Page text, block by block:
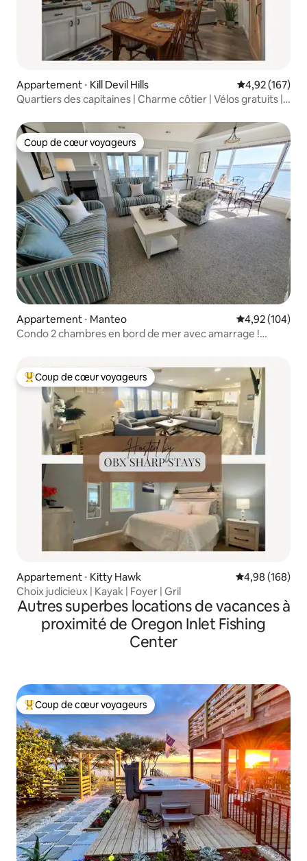
Appartement ⋅ Kill Devil Hills Évaluation
4,92 (167)
Quartiers des capitaines | Charme côtier | Vélos gratuits |
Coup de cœur voyageurs
Coup de cœur voyageurs
Appartement ⋅ Manteo Évaluation
4,92 (104)
Condo 2 chambres en bord de mer avec amarrage !
Coups de cœur voyageurs les plus appréciés
Coup de cœur voyageurs
Appartement ⋅ Kitty Hawk Évaluation
4,98 (168)
Choix judicieux | Kayak | Foyer | Gril
Autres superbes locations de vacances à
proximité de Oregon Inlet Fishing
Center
Coups de cœur voyageurs les plus appréciés
Coup de cœur voyageurs